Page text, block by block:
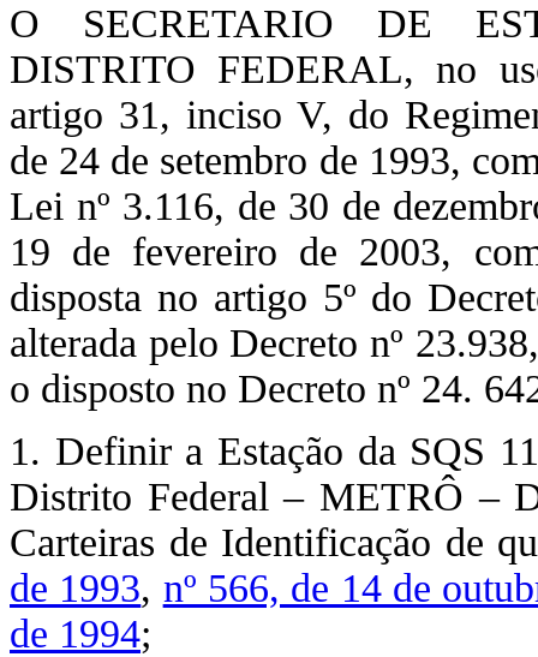
O SECRETARIO DE
DISTRITO FEDERAL, no
artigo 31, inciso V, do
de 24 de setembro de 1993,
Lei nº 3.116, de 30 de
19 de fevereiro de 2003,
disposta no artigo 5º do
alterada pelo Decreto nº
o disposto no Decreto nº 24.
1. Definir a Estação da SQS
Distrito Federal – METRÔ –
Carteiras de Identificação de
de 1993, nº 566, de 14 de
de 1994;